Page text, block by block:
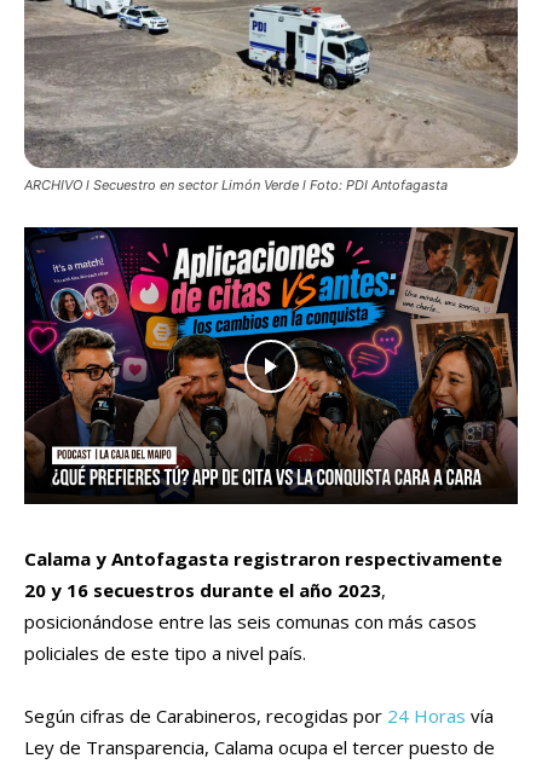
ARCHIVO l Secuestro en sector Limón Verde l Foto: PDI Antofagasta
Calama y Antofagasta registraron respectivamente
20 y 16 secuestros durante el año 2023,
posicionándose entre las seis comunas con más casos
policiales de este tipo a nivel país.
Según cifras de Carabineros, recogidas por 24 Horas vía
Ley de Transparencia, Calama ocupa el tercer puesto de